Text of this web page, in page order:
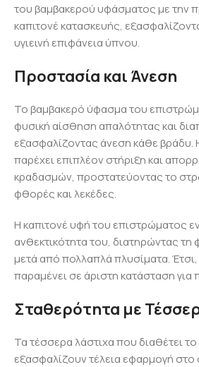
του βαμβακερού υφάσματος με την
καπιτονέ κατασκευής,
υγιεινή επιφάνεια ύπνου.
Προστασία και Άνεση
Το βαμβακερό ύφασμα του
φυσική αίσθηση απαλότητας και
εξασφαλίζοντας άνεση κάθε βράδυ.
παρέχει επιπλέον στήριξη και
κραδασμών, προστατεύοντας το
φθορές και λεκέδες.
Η καπιτονέ υφή του επιστρώματος
ανθεκτικότητα του, διατηρώντας
μετά από πολλαπλά πλυσίματα.
παραμένει σε άριστη κατάσταση για
Σταθερότητα με
Τα τέσσερα λάστιχα που διαθέτει
εξασφαλίζουν τέλεια εφαρμογή